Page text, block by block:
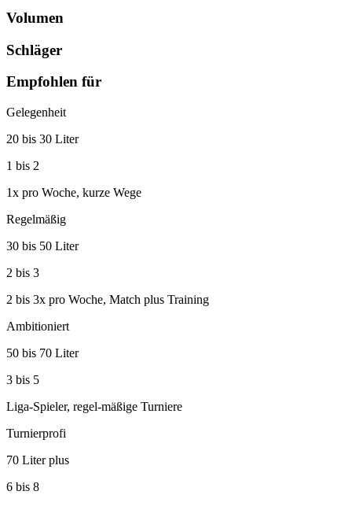
Volumen
Schläger
Empfohlen für
Gelegenheit
20 bis 30 Liter
1 bis 2
1x pro Woche, kurze Wege
Regelmäßig
30 bis 50 Liter
2 bis 3
2 bis 3x pro Woche, Match plus Training
Ambitioniert
50 bis 70 Liter
3 bis 5
Liga-Spieler, regel-mäßige Turniere
Turnierprofi
70 Liter plus
6 bis 8